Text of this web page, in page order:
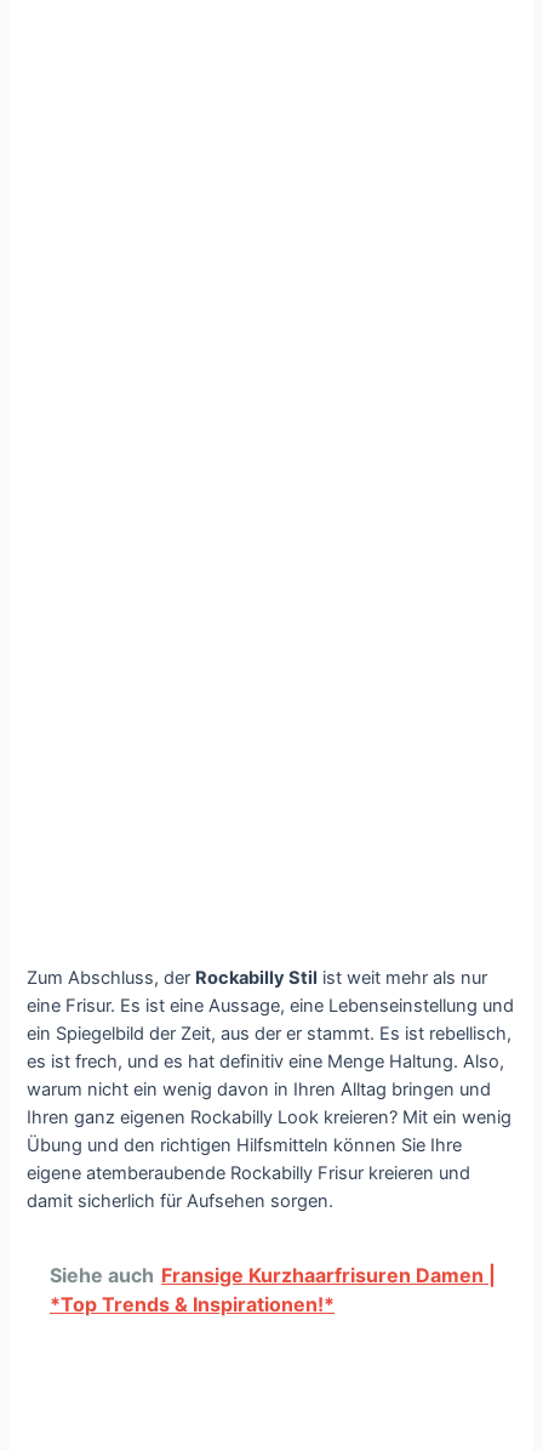
Zum Abschluss, der Rockabilly Stil ist weit mehr als nur
eine Frisur. Es ist eine Aussage, eine Lebenseinstellung und
ein Spiegelbild der Zeit, aus der er stammt. Es ist rebellisch,
es ist frech, und es hat definitiv eine Menge Haltung. Also,
warum nicht ein wenig davon in Ihren Alltag bringen und
Ihren ganz eigenen Rockabilly Look kreieren? Mit ein wenig
Übung und den richtigen Hilfsmitteln können Sie Ihre
eigene atemberaubende Rockabilly Frisur kreieren und
damit sicherlich für Aufsehen sorgen.
Siehe auch Fransige Kurzhaarfrisuren Damen |
*Top Trends & Inspirationen!*